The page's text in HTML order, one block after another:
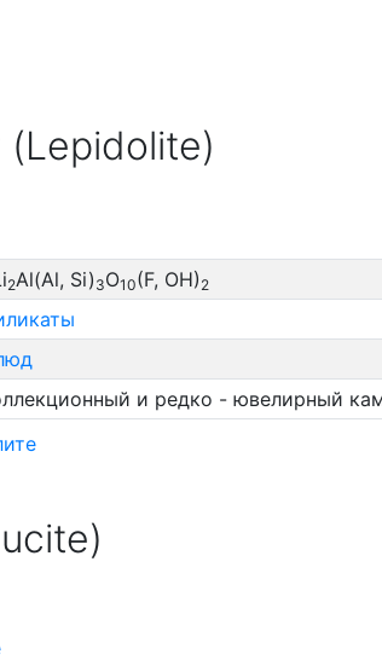
2Al(Al, Si) 3O10(F, OH) 2
и редко - ювелирный